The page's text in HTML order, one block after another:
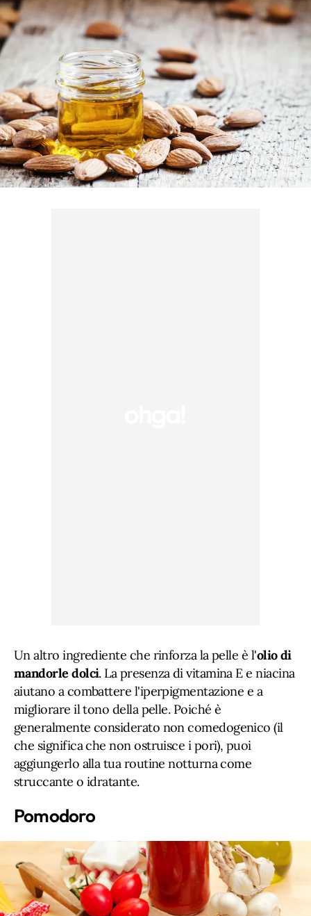
Un altro ingrediente che rinforza la pelle è l'olio di
mandorle dolci. La presenza di vitamina E e niacina
aiutano a combattere l'iperpigmentazione e a
migliorare il tono della pelle. Poiché è
generalmente considerato non comedogenico (il
che significa che non ostruisce i pori), puoi
aggiungerlo alla tua routine notturna come
struccante o idratante.
Pomodoro